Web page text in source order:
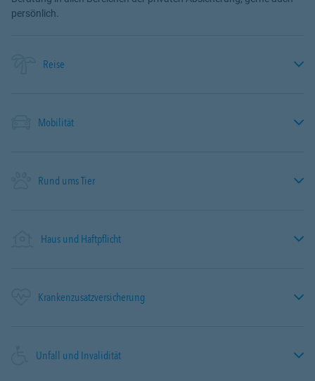
persönlich.
Reise
Mobilität
Rund ums Tier
Haus und Haftpflicht
Krankenzusatzversicherung
Unfall und Invalidität